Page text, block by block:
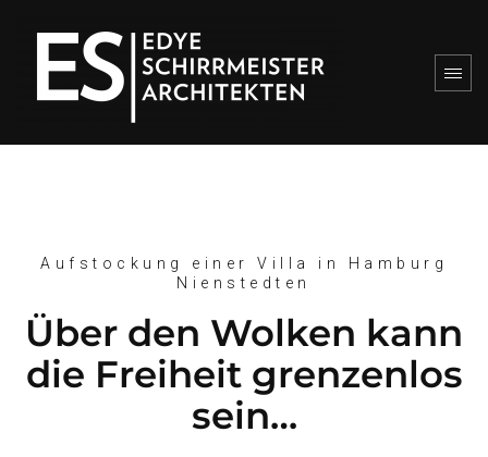
Aufstockung einer Villa in Hamburg
Nienstedten
Über den Wolken kann
die Freiheit grenzenlos
sein…